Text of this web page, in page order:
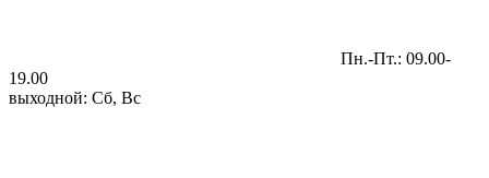
Пн.-Пт.: 09.00-
19.00
выходной: Сб, Вс